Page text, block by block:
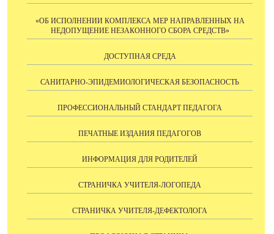
«ОБ ИСПОЛНЕНИИ КОМПЛЕКСА МЕР НАПРАВЛЕННЫХ НА
НЕДОПУЩЕНИЕ НЕЗАКОННОГО СБОРА СРЕДСТВ»
ДОСТУПНАЯ СРЕДА
САНИТАРНО-ЭПИДЕМИОЛОГИЧЕСКАЯ БЕЗОПАСНОСТЬ
ПРОФЕССИОНАЛЬНЫЙ СТАНДАРТ ПЕДАГОГА
ПЕЧАТНЫЕ ИЗДАНИЯ ПЕДАГОГОВ
ИНФОРМАЦИЯ ДЛЯ РОДИТЕЛЕЙ
СТРАНИЧКА УЧИТЕЛЯ-ЛОГОПЕДА
СТРАНИЧКА УЧИТЕЛЯ-ДЕФЕКТОЛОГА